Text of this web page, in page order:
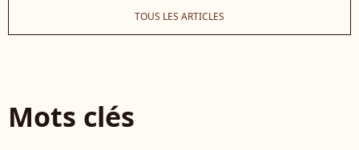
TOUS LES ARTICLES
Mots clés